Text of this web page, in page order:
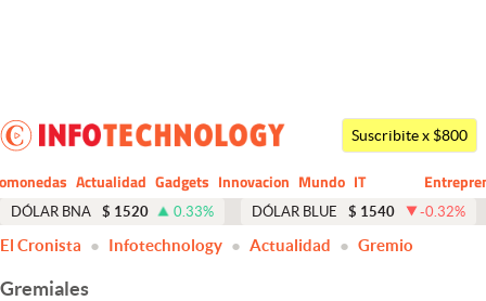
Dólar
Economía y Política
Finanzas y Mercados
Mercados Online
Suscribite x $800
Actualidad Gadgets Innovacion Mundo
CIO
IT
Business
DÓLAR BNA $ 1520 0.33% DÓLAR BLUE $ 1540 -0.32%
El Cronista Infotechnology Actualidad Gremio
Gremiales